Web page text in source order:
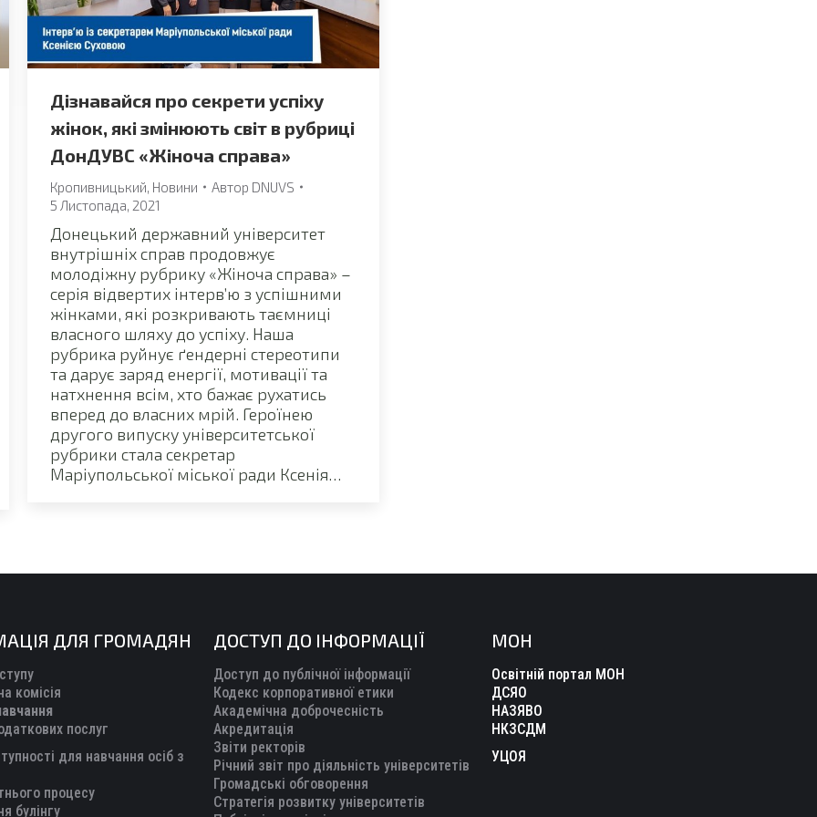
Дізнавайся про секрети успіху
жінок, які змінюють світ в рубриці
ДонДУВС «Жіноча справа»
Кропивницький, Новини Автор DNUVS
5 Листопада, 2021
Донецький державний університет
внутрішніх справ продовжує
молодіжну рубрику «Жіноча справа» –
серія відвертих інтерв’ю з успішними
жінками, які розкривають таємниці
власного шляху до успіху. Наша
рубрика руйнує ґендерні стереотипи
та дарує заряд енергії, мотивації та
натхнення всім, хто бажає рухатись
вперед до власних мрій. Героїнею
другого випуску університетської
рубрики стала секретар
Маріупольської міської ради Ксенія…
ДЛЯ ГРОМАДЯН
комісія
послуг
для навчання осіб з
процесу
булінгу
ДОСТУП ДО ІНФОРМАЦІЇ
Доступ до публічної інформації
Кодекс корпоративної етики
Академічна доброчесність
Акредитація
Звіти ректорів
Річний звіт про діяльність університетів
Громадські обговорення
Стратегія розвитку університетів
МОН
Освітній портал МОН
ДСЯО
НАЗЯВО
НКЗСДМ
УЦОЯ